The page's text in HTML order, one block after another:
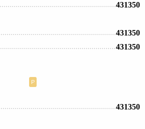
431350
431350
431350
Р
431350